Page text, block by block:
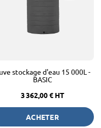
stockage d'eau 15 000L -
BASIC
3 362,00 € HT
ACHETER